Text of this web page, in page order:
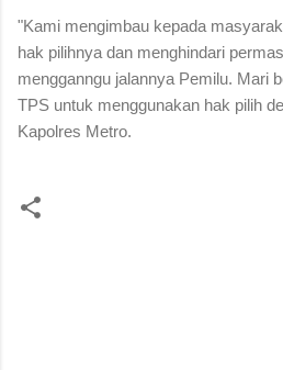
"Kami mengimbau kepada
hak pilihnya dan menghindari
mengganngu jalannya Pemilu. Mari
TPS untuk menggunakan hak pilih
Kapolres Metro.